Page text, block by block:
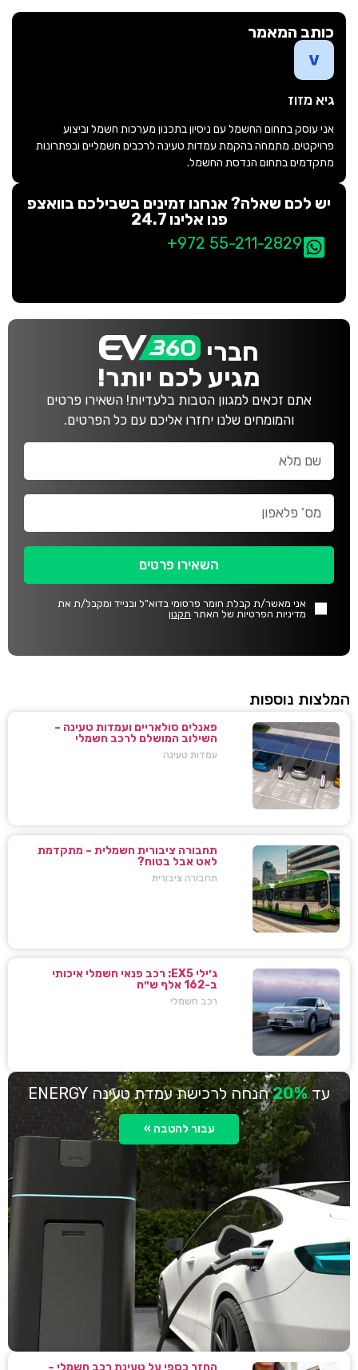
כותב המאמר
גיא מזוז
אני עוסק בתחום החשמל עם ניסיון בתכנון מערכות חשמל וביצוע
פרויקטים. מתמחה בהקמת עמדות טעינה לרכבים חשמליים ובפתרונות
מתקדמים בתחום הנדסת החשמל.
יש לכם שאלה? אנחנו זמינים בשבילכם בוואצפ
פנו אלינו 24.7
+972 55-211-2829
חברי
מגיע לכם יותר!
אתם זכאים למגוון הטבות בלעדיות! השאירו פרטים
והמומחים שלנו יחזרו אליכם עם כל הפרטים.
אני מאשר/ת קבלת חומר פרסומי בדוא"ל ובנייד ומקבל/ת את
מדיניות הפרטיות של האתר תקנון
השאירו פרטים
המלצות נוספות
פאנלים סולאריים ועמדות טעינה –
השילוב המושלם לרכב חשמלי
עמדות טעינה
תחבורה ציבורית חשמלית – מתקדמת
לאט אבל בטוח?
תחבורה ציבורית
ג׳ילי EX5: רכב פנאי חשמלי איכותי
ב-162 אלף ש״ח
רכב חשמלי
עד20%הנחה לרכישת עמדת טעינה ENERGY
עבור להטבה »
החזר כספי על טעינת רכב חשמלי –